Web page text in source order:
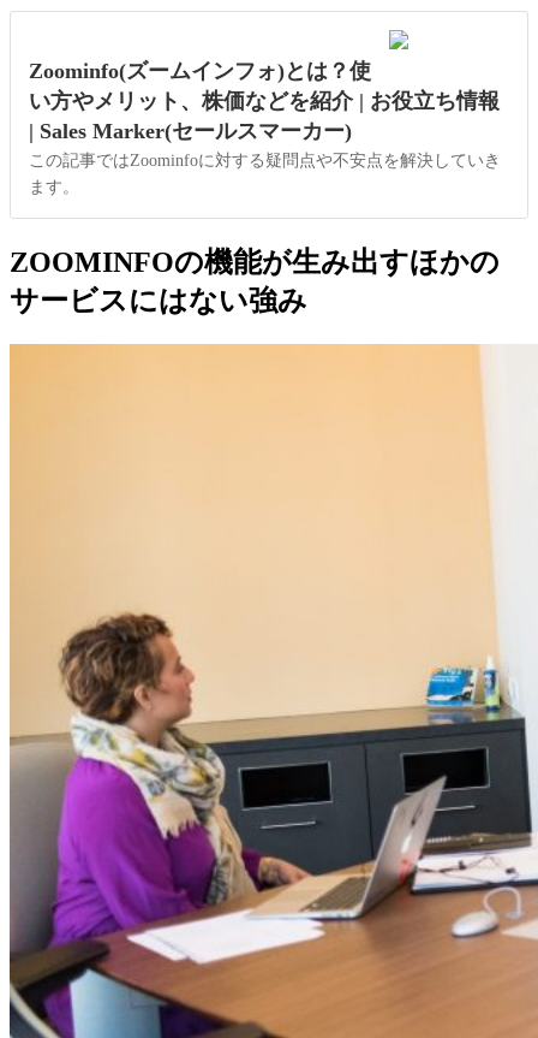
Zoominfo(ズームインフォ)とは？使
い方やメリット、株価などを紹介 | お役立ち情報
| Sales Marker(セールスマーカー)
この記事ではZoominfoに対する疑問点や不安点を解決していき
ます。
ZOOMINFOの機能が生み出すほかの
サービスにはない強み